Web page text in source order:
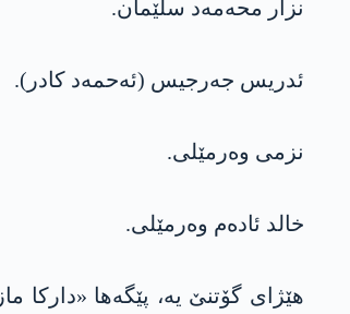
نزار محه‌مه‌د سلێمان.
ئدریس جه‌رجیس (ئه‌حمه‌د كادر).
نزمی وه‌رمێلی.
خالد ئاده‌م وه‌رمێلی.